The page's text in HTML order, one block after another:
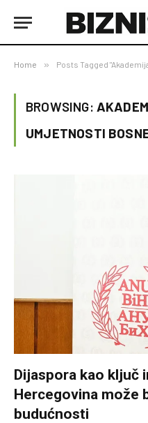
Home » Posts Tagged
BROWSING:
UMJETNOSTI
Dijaspora kao ključ
Hercegovina može
budućnosti